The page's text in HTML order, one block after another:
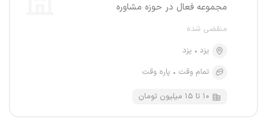
مجموعه فعال در حوزه مشاوره
منقضی شده
یزد
یزد
تمام وقت
پاره وقت
۱۰ تا ۱۵ میلیون تومان